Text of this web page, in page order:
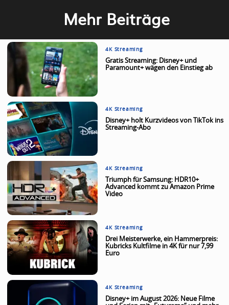
Mehr Beiträge
4K Streaming
Gratis Streaming: Disney+ und
Paramount+ wägen den Einstieg ab
4K Streaming
Disney+ holt Kurzvideos von TikTok ins
Streaming-Abo
4K Streaming
Triumph für Samsung: HDR10+
Advanced kommt zu Amazon Prime
Video
4K Streaming
Drei Meisterwerke, ein Hammerpreis:
Kubricks Kultfilme in 4K für nur 7,99
Euro
4K Streaming
Disney+ im August 2026: Neue Filme